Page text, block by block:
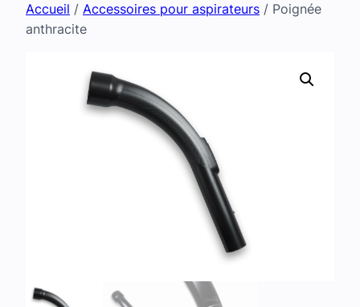
Accueil / Accessoires pour aspirateurs / Poignée
anthracite